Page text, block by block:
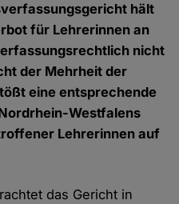
hält
für Lehrerinnen an
nicht
der Mehrheit der
eine entsprechende
Westfalens
Lehrerinnen auf
das Gericht in